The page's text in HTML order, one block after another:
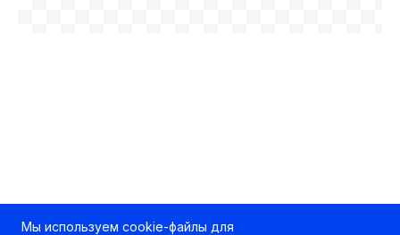
Мы используем cookie-файлы для